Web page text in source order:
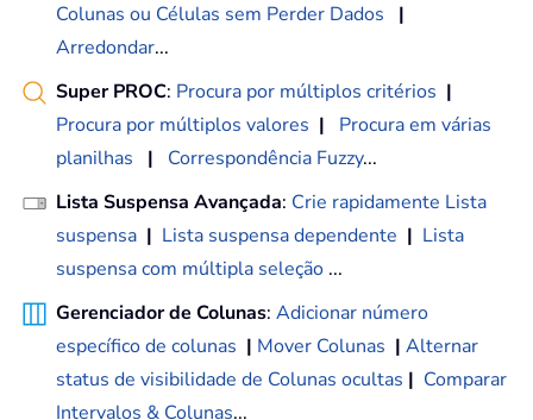
Colunas ou Células sem Perder Dados
|
Arredondar...
Super PROC: Procura por múltiplos critérios |
Procura por múltiplos valores |
Procura em várias
planilhas
| Correspondência Fuzzy...
Lista Suspensa Avançada: Crie rapidamente Lista
suspensa | Lista suspensa dependente | Lista
suspensa com múltipla seleção ...
Gerenciador de Colunas: Adicionar número
específico de colunas | Mover Colunas | Alternar
status de visibilidade de Colunas ocultas | Comparar
Intervalos & Colunas...